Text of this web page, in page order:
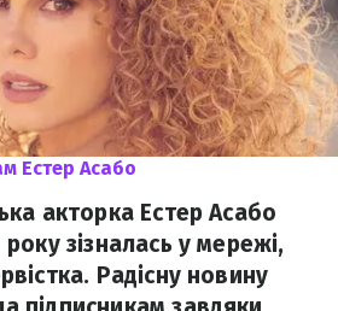
Естер Асабо
акторка Естер Асабо
року зізналась у мережі,
Радісну новину